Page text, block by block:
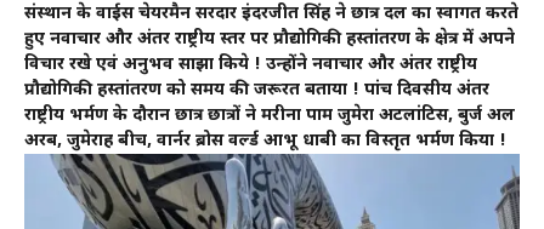
संस्थान के वाईस चेयरमैन सरदार इंदरजीत सिंह ने छात्र दल का स्वागत करते
हुए नवाचार और अंतर राष्ट्रीय स्तर पर प्रौद्योगिकी हस्तांतरण के क्षेत्र में अपने
विचार रखे एवं अनुभव साझा किये ! उन्होंने नवाचार और अंतर राष्ट्रीय
प्रौद्योगिकी हस्तांतरण को समय की जरूरत बताया ! पांच दिवसीय अंतर
राष्ट्रीय भर्मण के दौरान छात्र छात्रों ने मरीना पाम जुमेरा अटलांटिस, बुर्ज अल
अरब, जुमेराह बीच, वार्नर ब्रोस वर्ल्ड आभू धाबी का विस्तृत भर्मण किया !